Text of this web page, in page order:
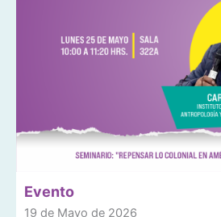
Evento
19 de Mayo de 2026